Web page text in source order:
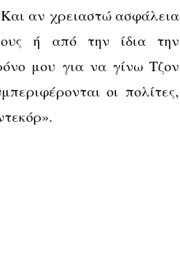
αν χρειαστώ ασφάλεια
ή από την ίδια την
μου για να γίνω Τζον
οι πολίτες,